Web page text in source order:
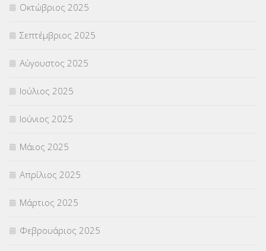
Οκτώβριος 2025
Σεπτέμβριος 2025
Αύγουστος 2025
Ιούλιος 2025
Ιούνιος 2025
Μάιος 2025
Απρίλιος 2025
Μάρτιος 2025
Φεβρουάριος 2025